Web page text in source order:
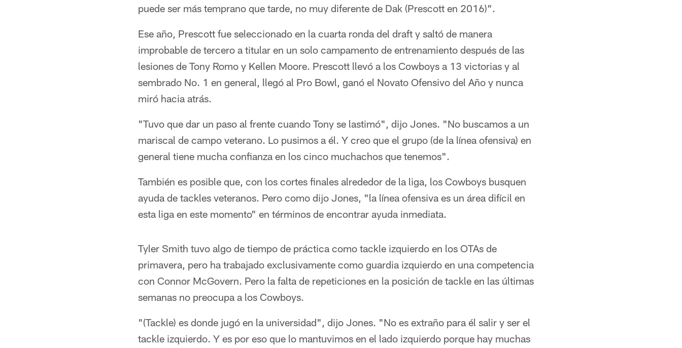
puede ser más temprano que tarde, no muy diferente de Dak (Prescott en 2016)".
Ese año, Prescott fue seleccionado en la cuarta ronda del draft y saltó de manera
improbable de tercero a titular en un solo campamento de entrenamiento después de las
lesiones de Tony Romo y Kellen Moore. Prescott llevó a los Cowboys a 13 victorias y al
sembrado No. 1 en general, llegó al Pro Bowl, ganó el Novato Ofensivo del Año y nunca
miró hacia atrás.
"Tuvo que dar un paso al frente cuando Tony se lastimó", dijo Jones. "No buscamos a un
mariscal de campo veterano. Lo pusimos a él. Y creo que el grupo (de la línea ofensiva) en
general tiene mucha confianza en los cinco muchachos que tenemos".
También es posible que, con los cortes finales alrededor de la liga, los Cowboys busquen
ayuda de tackles veteranos. Pero como dijo Jones, "la línea ofensiva es un área difícil en
esta liga en este momento" en términos de encontrar ayuda inmediata.
Tyler Smith tuvo algo de tiempo de práctica como tackle izquierdo en los OTAs de
primavera, pero ha trabajado exclusivamente como guardia izquierdo en una competencia
con Connor McGovern. Pero la falta de repeticiones en la posición de tackle en las últimas
semanas no preocupa a los Cowboys.
"(Tackle) es donde jugó en la universidad", dijo Jones. "No es extraño para él salir y ser el
tackle izquierdo. Y es por eso que lo mantuvimos en el lado izquierdo porque hay muchas